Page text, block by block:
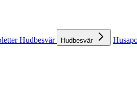
Hudbesvär Hudbesvär